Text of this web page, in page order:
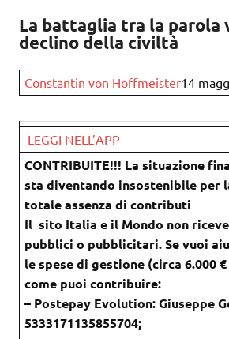
La battaglia tra la parola
declino della civiltà
Constantin von Hoffmeister14
LEGGI NELL’APP
CONTRIBUITE!!! La situazione
sta diventando insostenibile per
totale assenza di contributi
Il sito Italia e il Mondo non
pubblici o pubblicitari. Se vuoi
le spese di gestione (circa 6.000 €
come puoi contribuire:
– Postepay Evolution: Giuseppe
5333171135855704;